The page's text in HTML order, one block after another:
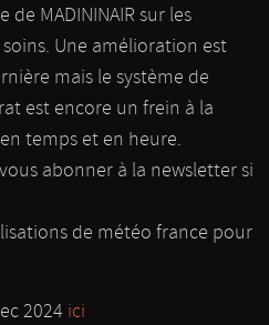
MADININAIR sur les
Une amélioration est
mais le système de
est encore un frein à la
temps et en heure.
abonner à la newsletter si
de météo france pour
2024 ici